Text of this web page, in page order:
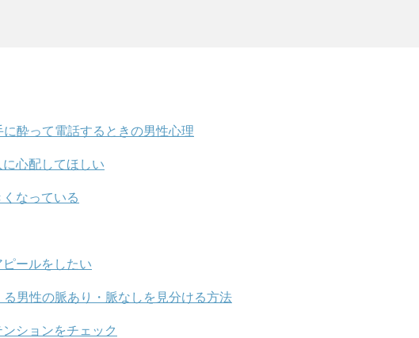
酔って電話するときの男性心理
心配してほしい
なっている
ピールをしたい
男性の脈あり・脈なしを見分ける方法
ションをチェック